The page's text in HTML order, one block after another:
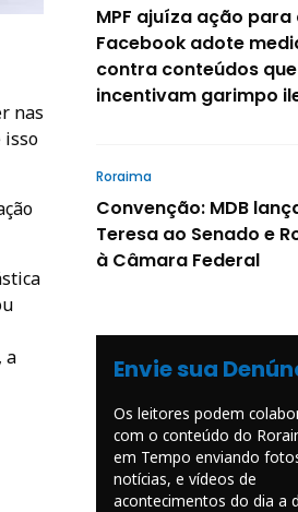
nas
isso
a
MPF ajuíza ação para
Facebook adote
contra conteúdos que
incentivam garimpo
Roraima
Convenção: MDB
Teresa ao Senado e
à Câmara Federal
Envie sua
Os leitores podem
com o conteúdo do
em Tempo enviando
notícias, e vídeos de
acontecimentos do dia a